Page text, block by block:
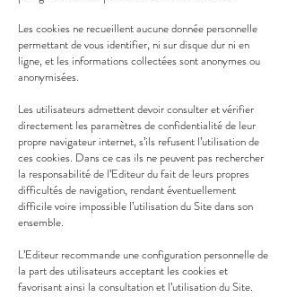
Les cookies ne recueillent aucune donnée personnelle
permettant de vous identifier, ni sur disque dur ni en
ligne, et les informations collectées sont anonymes ou
anonymisées.
Les utilisateurs admettent devoir consulter et vérifier
directement les paramètres de confidentialité de leur
propre navigateur internet, s’ils refusent l’utilisation de
ces cookies. Dans ce cas ils ne peuvent pas rechercher
la responsabilité de l’Editeur du fait de leurs propres
difficultés de navigation, rendant éventuellement
difficile voire impossible l’utilisation du Site dans son
ensemble.
L’Editeur recommande une configuration personnelle de
la part des utilisateurs acceptant les cookies et
favorisant ainsi la consultation et l’utilisation du Site.